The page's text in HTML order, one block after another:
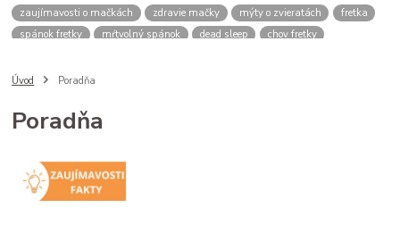
zaujímavosti o mačkách
zdravie mačky mýty o zvieratách
fretka
spánok fretky
mŕtvolný spánok dead sleep
chov fretky
ako zmerať psa
zmena času
zimný čas
pivovarské kvasnice
Saccharomyces cerevisiae
zdravé trávenie
ako čítať obaly
Úvod Poradňa
Poradňa